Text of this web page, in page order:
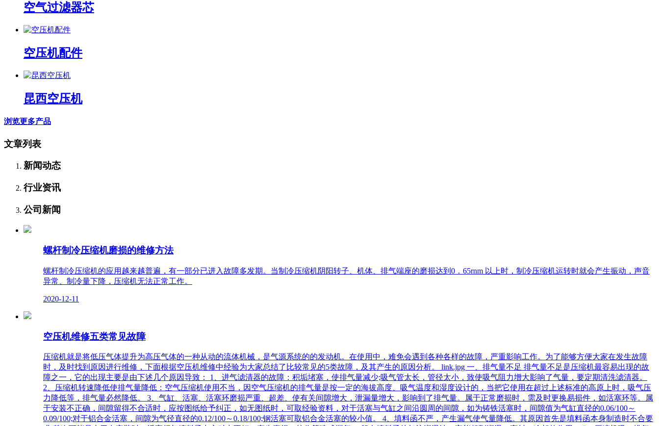
空气过滤器芯
空压机配件
昆西空压机
浏览更多产品
文章列表
新闻动态
行业资讯
公司新闻
螺杆制冷压缩机磨损的维修方法
螺杆制冷压缩机的应用越来越普遍，有一部分已进入故障多发期。当制冷压缩机阴阳转子、机体、排气端座的磨损达到0．65rnm 以上时，制冷压缩机运转时就会产生振动，声音
异常、制冷量下降，压缩机无法正常工作。
2020-12-11
空压机维修五类常见故障
压缩机就是将低压气体提升为高压气体的一种从动的流体机械，是气源系统的的发动机。在使用中，难免会遇到各种各样的故障，严重影响工作。为了能够方便大家在发生故障
时，及时找到原因进行维修，下面根据空压机维修中经验为大家总结了比较常见的5类故障，及其产生的原因分析。 link.jpg 一、排气量不足 排气量不足是压缩机最容易出现的故
障之一，它的出现主要是由下述几个原因导致： 1、进气滤清器的故障：积垢堵塞，使排气量减少;吸气管太长，管径太小，致使吸气阻力增大影响了气量，要定期清洗滤清器。
2、压缩机转速降低使排气量降低：空气压缩机使用不当，因空气压缩机的排气量是按一定的海拔高度、吸气温度和湿度设计的，当把它使用在超过上述标准的高原上时，吸气压
力降低等，排气量必然降低。 3、气缸、活塞、活塞环磨损严重、超差、使有关间隙增大，泄漏量增大，影响到了排气量。属于正常磨损时，需及时更换易损件，如活塞环等。属
于安装不正确，间隙留得不合适时，应按图纸给予纠正，如无图纸时，可取经验资料，对于活塞与气缸之间沿圆周的间隙，如为铸铁活塞时，间隙值为气缸直径的0.06/100～
0.09/100;对于铝合金活塞，间隙为气径直径的0.12/100～0.18/100;钢活塞可取铝合金活塞的较小值。 4、填料函不严，产生漏气使气量降低。其原因首先是填料函本身制造时不合要